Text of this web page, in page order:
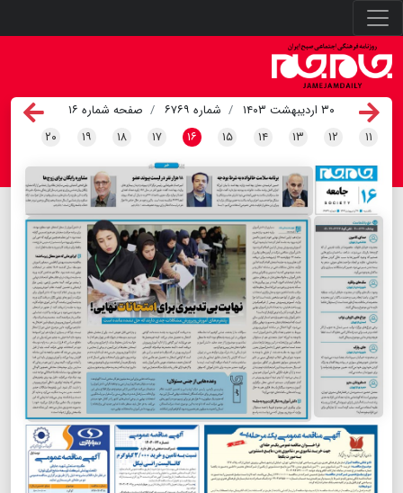
۳۰ اردیبهشت ۱۴۰۳ شماره ۶۷۶۹
صفحه شماره ۱۶
۱۱ ۱۲ ۱۳ ۱۴ ۱۵ ۱۶ ۱۷ ۱۸ ۱۹ ۲۰